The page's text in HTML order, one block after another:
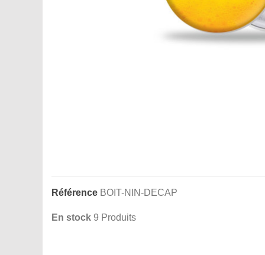
Référence BOIT-NIN-DECAP
En stock 9 Produits